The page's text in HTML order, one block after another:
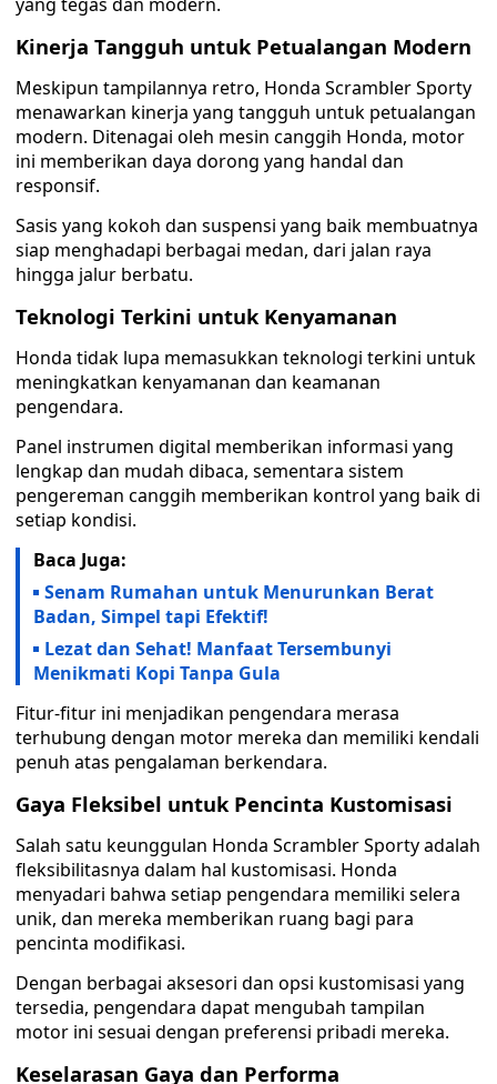
Kinerja Tangguh untuk Petualangan Modern
Meskipun tampilannya retro, Honda Scrambler Sporty
menawarkan kinerja yang tangguh untuk petualangan
modern. Ditenagai oleh mesin canggih Honda, motor
ini memberikan daya dorong yang handal dan
responsif.
Sasis yang kokoh dan suspensi yang baik membuatnya
siap menghadapi berbagai medan, dari jalan raya
hingga jalur berbatu.
Teknologi Terkini untuk Kenyamanan
Honda tidak lupa memasukkan teknologi terkini untuk
meningkatkan kenyamanan dan keamanan
pengendara.
Panel instrumen digital memberikan informasi yang
lengkap dan mudah dibaca, sementara sistem
pengereman canggih memberikan kontrol yang baik di
setiap kondisi.
Baca Juga:
Senam Rumahan untuk Menurunkan Berat
Badan, Simpel tapi Efektif!
Lezat dan Sehat! Manfaat Tersembunyi
Menikmati Kopi Tanpa Gula
Fitur-fitur ini menjadikan pengendara merasa
terhubung dengan motor mereka dan memiliki kendali
penuh atas pengalaman berkendara.
Gaya Fleksibel untuk Pencinta Kustomisasi
Salah satu keunggulan Honda Scrambler Sporty adalah
fleksibilitasnya dalam hal kustomisasi. Honda
menyadari bahwa setiap pengendara memiliki selera
unik, dan mereka memberikan ruang bagi para
pencinta modifikasi.
Dengan berbagai aksesori dan opsi kustomisasi yang
tersedia, pengendara dapat mengubah tampilan
motor ini sesuai dengan preferensi pribadi mereka.
Keselarasan Gaya dan Performa